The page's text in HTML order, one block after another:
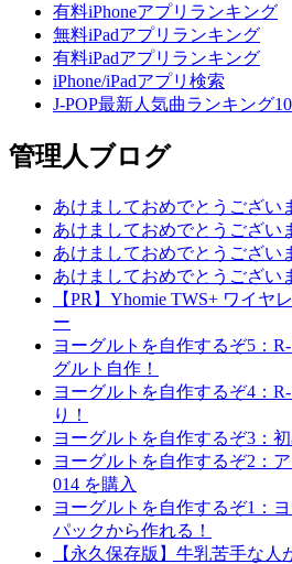
有料iPhoneアプリランキング
無料iPadアプリランキング
有料iPadアプリランキング
iPhone/iPadアプリ検索
J-POP最新人気曲ランキング
管理人ブログ
あけましておめでとうござい
あけましておめでとうござい
あけましておめでとうござい
あけましておめでとうござい
【PR】Yhomie TWS+ ワイヤ
ー
ヨーグルトを自作するぞ5：
グルト自作！
ヨーグルトを自作するぞ4：
り！
ヨーグルトを自作するぞ3：
ヨーグルトを自作するぞ2：
014 を購入
ヨーグルトを自作するぞ1：
パックから作れる！
【永久保存版】牛乳苦手な